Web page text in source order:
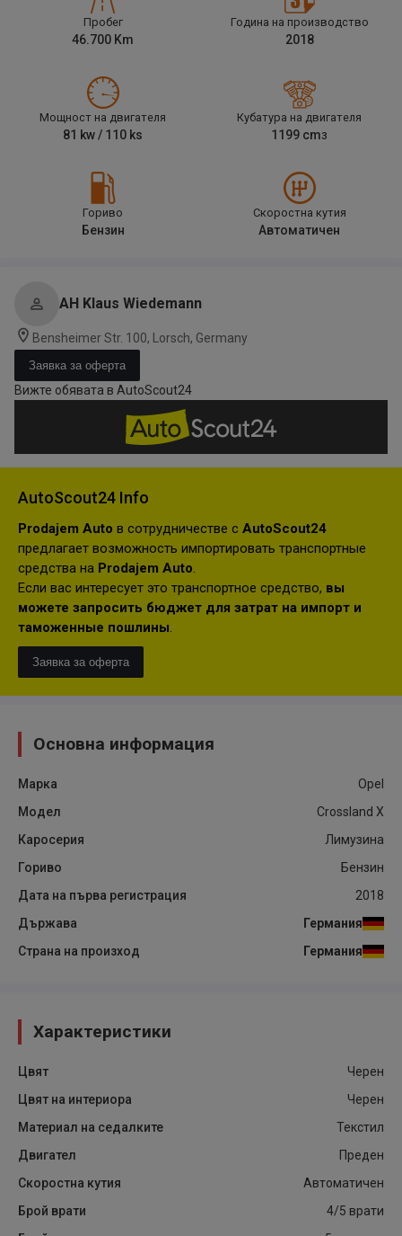
Пробег
46.700 Km
Година на производство
2018
Мощност на двигателя
81 kw / 110 ks
Кубатура на двигателя
1199 cm3
Гориво
Бензин
Скоростна кутия
Автоматичен
AH Klaus Wiedemann
Bensheimer Str. 100, Lorsch, Germany
Заявка за оферта
Вижте обявата в AutoScout24
AutoScout24 Info
Prodajem Auto в сотрудничестве с AutoScout24
предлагает возможность импортировать транспортные
средства на Prodajem Auto.
Если вас интересует это транспортное средство, вы
можете запросить бюджет для затрат на импорт и
таможенные пошлины.
Заявка за оферта
Основна информация
Марка
Opel
Модел
Crossland X
Каросерия
Лимузина
Гориво
Бензин
Дата на първа регистрация
2018
Държава
Германия
Страна на произход
Германия
Характеристики
Цвят
Черен
Цвят на интериора
Черен
Материал на седалките
Текстил
Двигател
Преден
Скоростна кутия
Автоматичен
Брой врати
4/5 врати